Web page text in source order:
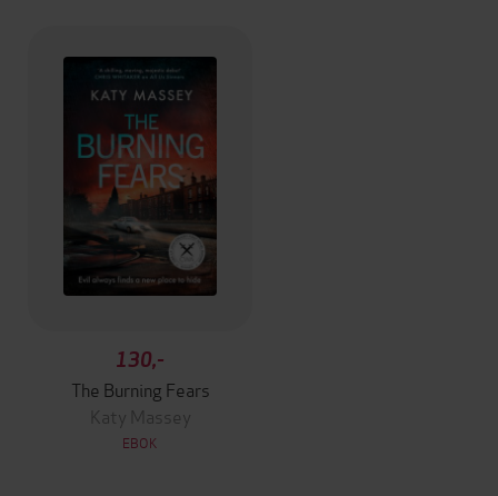
130,-
The Burning Fears
Katy Massey
EBOK